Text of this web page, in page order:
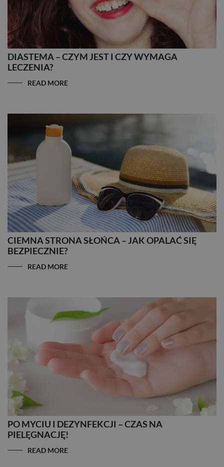
DIASTEMA – CZYM JEST I CZY WYMAGA
LECZENIA?
READ MORE
CIEMNA STRONA SŁOŃCA – JAK OPALAĆ SIĘ
BEZPIECZNIE?
READ MORE
PO MYCIU I DEZYNFEKCJI – CZAS NA
PIELĘGNACJĘ!
READ MORE